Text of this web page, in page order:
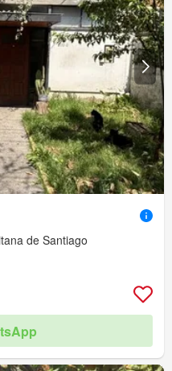
de Santiago